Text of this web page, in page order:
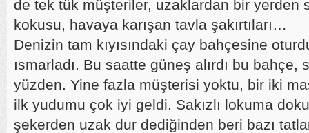
de tek tük müşteriler, uzaklardan bir yerden
kokusu, havaya karışan tavla şakırtıları…
Denizin tam kıyısındaki çay bahçesine
ısmarladı. Bu saatte güneş alırdı bu bahçe,
yüzden. Yine fazla müşterisi yoktu, bir iki
ilk yudumu çok iyi geldi. Sakızlı lokuma
şekerden uzak dur dediğinden beri bazı